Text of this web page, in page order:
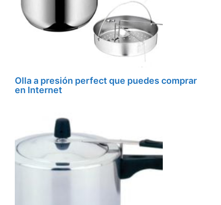
Olla a presión perfect que puedes comprar
en Internet